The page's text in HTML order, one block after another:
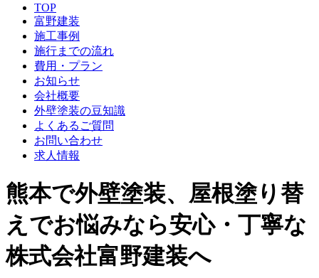
TOP
富野建装
施工事例
施行までの流れ
費用・プラン
お知らせ
会社概要
外壁塗装の豆知識
よくあるご質問
お問い合わせ
求人情報
熊本で外壁塗装、屋根塗り替
えでお悩みなら安心・丁寧な
株式会社富野建装へ